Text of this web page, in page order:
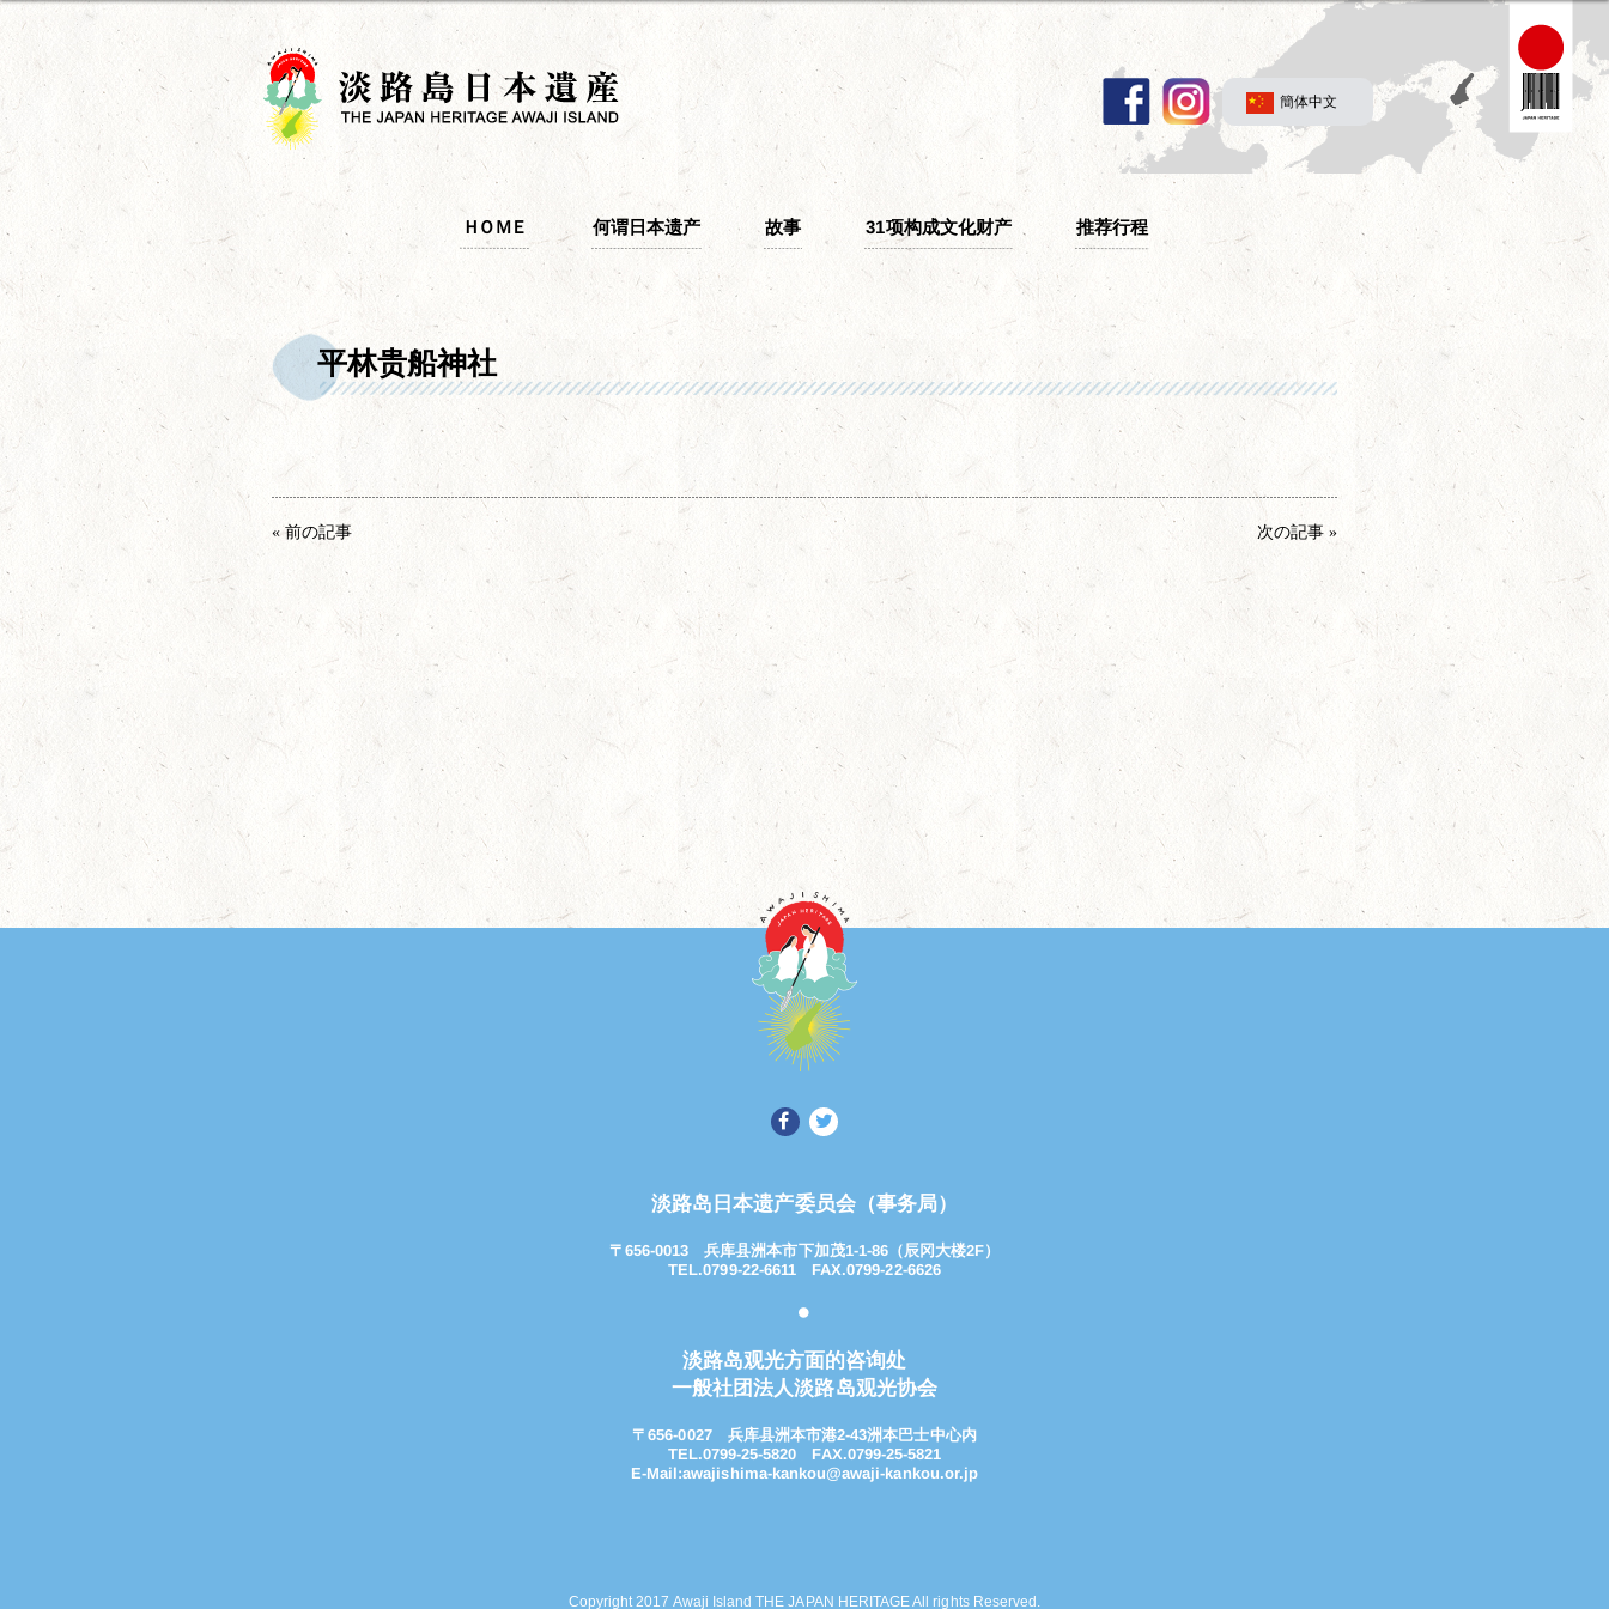
簡体中文
ＨＯＭＥ 何谓日本遗产 故事 31项构成文化财产 推荐行程
平林贵船神社
« 前の記事 次の記事 »
淡路岛日本遗产委员会（事务局）
〒656-0013 兵库县洲本市下加茂1-1-86（辰冈大楼2F）
TEL.0799-22-6611 FAX.0799-22-6626
淡路岛观光方面的咨询处
一般社团法人淡路岛观光协会
〒656-0027 兵库县洲本市港2-43洲本巴士中心内
TEL.0799-25-5820 FAX.0799-25-5821
E-Mail:awajishima-kankou@awaji-kankou.or.jp
Copyright 2017 Awaji Island THE JAPAN HERITAGE All rights Reserved.